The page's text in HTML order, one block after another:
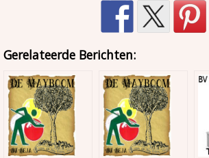
Gerelateerde Berichten: